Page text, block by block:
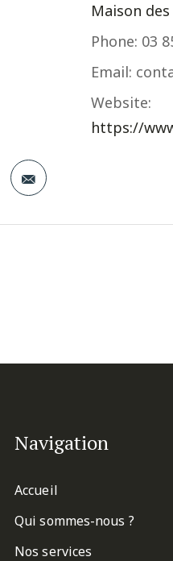
Maison
Phone: 03
Email:
Website:
https://
Navigation
Accueil
Qui sommes-nous ?
Nos services